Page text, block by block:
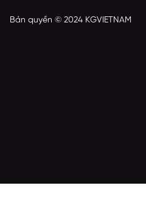
Bản quyền © 2024 KGVIETNAM